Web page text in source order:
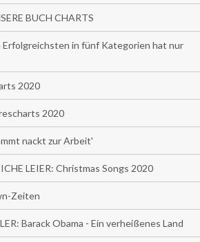
BUCH CHARTS
Erfolgreichsten in fünf Kategorien hat nur
2020
2020
nackt zur Arbeit'
LEIER: Christmas Songs 2020
Zeiten
Barack Obama - Ein verheißenes Land